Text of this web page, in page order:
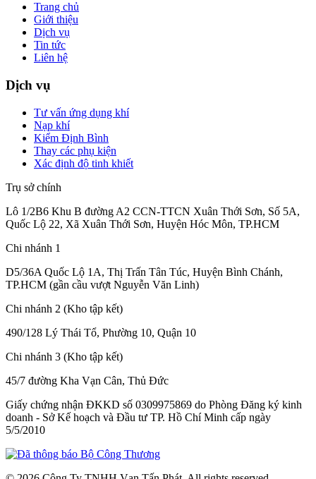
Trang chủ
Giới thiệu
Dịch vụ
Tin tức
Liên hệ
Dịch vụ
Tư vấn ứng dụng khí
Nạp khí
Kiểm Định Bình
Thay các phụ kiện
Xác định độ tinh khiết
Trụ sở chính
Lô 1/2B6 Khu B đường A2 CCN-TTCN Xuân Thới Sơn, Số 5A,
Quốc Lộ 22, Xã Xuân Thới Sơn, Huyện Hóc Môn, TP.HCM
Chi nhánh 1
D5/36A Quốc Lộ 1A, Thị Trấn Tân Túc, Huyện Bình Chánh,
TP.HCM (gần cầu vượt Nguyễn Văn Linh)
Chi nhánh 2 (Kho tập kết)
490/128 Lý Thái Tổ, Phường 10, Quận 10
Chi nhánh 3 (Kho tập kết)
45/7 đường Kha Vạn Cân, Thủ Đức
Giấy chứng nhận ĐKKD số 0309975869 do Phòng Đăng ký kinh
doanh - Sở Kế hoạch và Đầu tư TP. Hồ Chí Minh cấp ngày
5/5/2010